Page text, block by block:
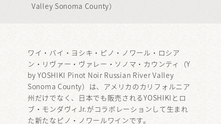
Valley Sonoma County）
ワイ・バイ・ヨシキ・ピノ・ノワール・ロシア
ン・リヴァー・ヴァレー・ソノマ・カウンティ（Y
by YOSHIKI Pinot Noir Russian River Valley
Sonoma County）は、アメリカのカリフォルニア
州だけでなく、日本でも販売されるYOSHIKIとロ
ブ・モンダヴィJr.がコラボレーションして生まれ
た新たなピノ・ノワールワインです。